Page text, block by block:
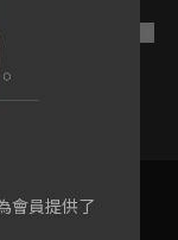
會員提供了